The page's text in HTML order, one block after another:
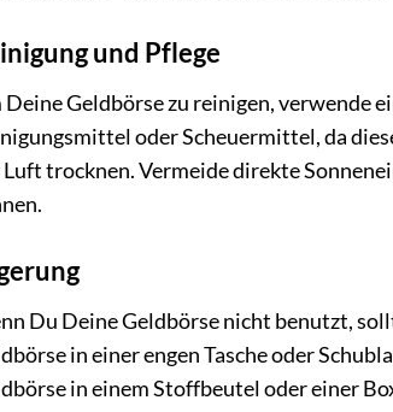
und Pflege
Deine Geldbörse zu reinigen, verwende
oder Scheuermittel, da
Luft trocknen. Vermeide direkte
Du Deine Geldbörse nicht benutzt,
in einer engen Tasche oder
in einem Stoffbeutel oder einer